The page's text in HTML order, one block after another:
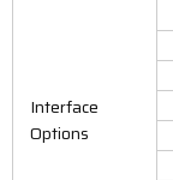
Interface
Options